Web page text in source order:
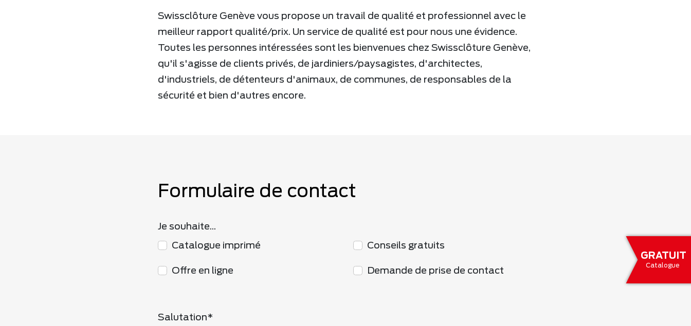
GRATUIT
Catalogue
Swissclôture Genève vous propose un travail de qualité et professionnel avec le
meilleur rapport qualité/prix. Un service de qualité est pour nous une évidence.
Toutes les personnes intéressées sont les bienvenues chez Swissclôture Genève,
qu'il s'agisse de clients privés, de jardiniers/paysagistes, d'architectes,
d'industriels, de détenteurs d'animaux, de communes, de responsables de la
sécurité et bien d'autres encore.
Formulaire de contact
Je souhaite...
Catalogue imprimé Conseils gratuits
Offre en ligne Demande de prise de contact
Salutation